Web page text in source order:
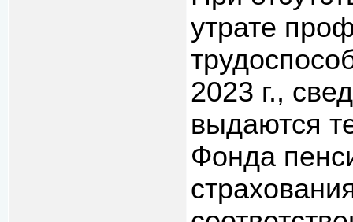
утрате
2023 г.,
выдаются
Фонда